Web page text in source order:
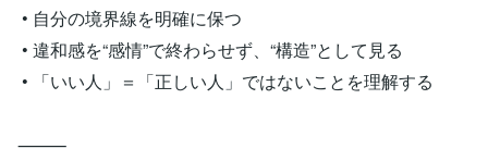
• 自分の境界線を明確に保つ
• 違和感を“感情”で終わらせず、“構造”として見る
• 「いい人」＝「正しい人」ではないことを理解する
⸻